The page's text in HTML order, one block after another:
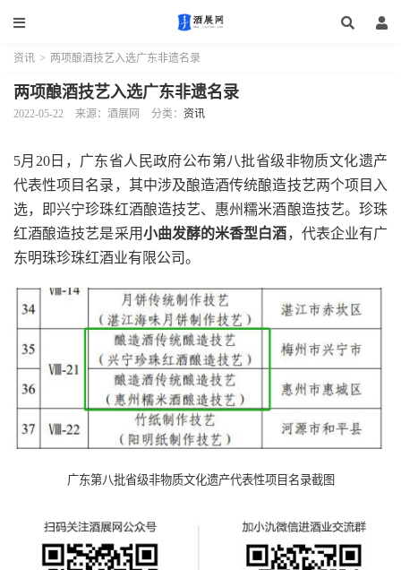
资讯 > 两项酿酒技艺入选广东非遗名录
两项酿酒技艺入选广东非遗名录
2022-05-22 来源：酒展网 分类： 资讯
5月20日，广东省人民政府公布第八批省级非物质文化遗产
代表性项目名录，其中涉及酿造酒传统酿造技艺两个项目入
选，即兴宁珍珠红酒酿造技艺、惠州糯米酒酿造技艺。珍珠
红酒酿造技艺是采用小曲发酵的米香型白酒，代表企业有广
东明珠珍珠红酒业有限公司。
广东第八批省级非物质文化遗产代表性项目名录截图